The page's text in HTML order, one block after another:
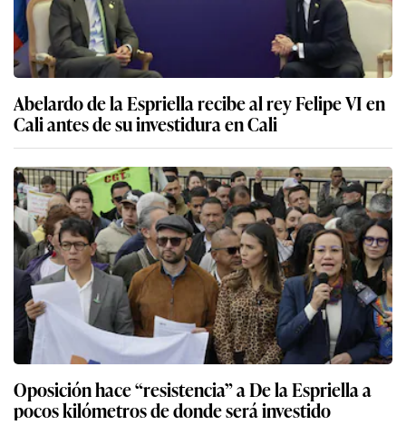
Abelardo de la Espriella recibe al rey Felipe VI en
Cali antes de su investidura en Cali
Oposición hace “resistencia” a De la Espriella a
pocos kilómetros de donde será investido